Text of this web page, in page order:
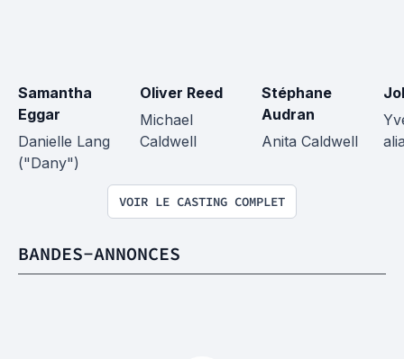
Samantha
Eggar
Danielle Lang
("Dany")
Oliver Reed
Michael
Caldwell
Stéphane
Audran
Anita Caldwell
VOIR LE CASTING COMPLET
BANDES-ANNONCES